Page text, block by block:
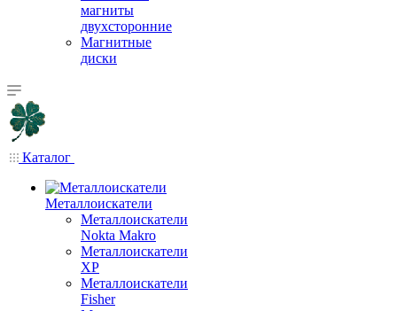
магниты
двухсторонние
Магнитные
диски
Каталог
Металлоискатели
Металлоискатели
Nokta Makro
Металлоискатели
XP
Металлоискатели
Fisher